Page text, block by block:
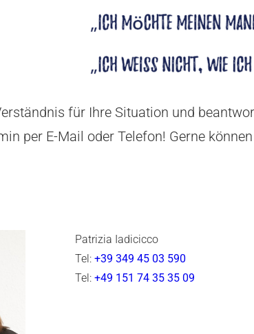
für Ihre Situation und
per E-Mail oder Telefon! Gerne
Patrizia Iadicicco
Tel: +39 349 45 03 590
Tel: +49 151 74 35 35 09